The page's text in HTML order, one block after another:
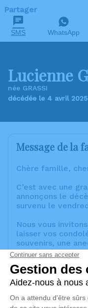
Partager
SMS WhatsApp
Lucienne
née GRASSI
décédée le 4 avril
Message de la
Chère famille,
C’est avec une
annonçons le
survenu le
Nous vous
laisser vos
souvenirs, une
pensées à
Cet endroit est
honorer la
Un service de
disponible ici.